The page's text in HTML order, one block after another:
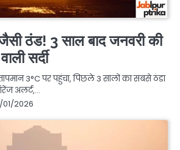
जैसी ठंड! 3 साल बाद जनवरी की
सर्दी
3°C पर पहुंचा, पिछले 3 सालों का सबसे ठंडा
अलर्ट,…
01/2026